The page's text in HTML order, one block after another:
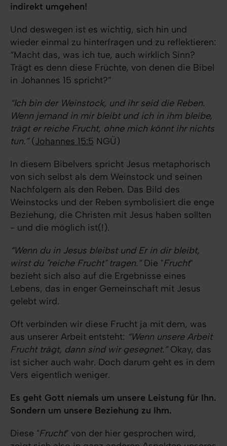
indirekt umgehen!
Und deswegen ist es wichtig, sich hin und
wieder einmal zu hinterfragen und zu reflektieren:
“Macht das, was ich tue, auch wirklich Sinn?
Trägt es denn diese Früchte, von denen die Bibel
in Johannes 15 spricht?”
“Ich bin der Weinstock, und ihr seid die Reben.
Wenn jemand in mir bleibt und ich in ihm bleibe,
trägt er reiche Frucht, ohne mich könnt ihr nichts
tun.”(Johannes 15:5 NGÜ)
In diesem Bibelvers spricht Jesus metaphorisch
von sich selbst als dem Weinstock und seinen
Nachfolgern als den Reben. Das Bild des
Weinstocks und der Reben symbolisiert die enge
Beziehung, die Christen mit Jesus haben sollten
- und die möglich ist(!).
“Wenn du in Jesus bleibst und Er in dir bleibt,
wirst du "reiche Frucht" tragen.”Die "Frucht"
bezieht sich also auf die Ergebnisse eines
Lebens, das in enger Gemeinschaft mit Jesus
gelebt wird.
Oft verbinden wir diese Frucht ja mit dem, was
aus unserer Arbeit entsteht: “Wenn unsere Arbeit
Frucht trägt, dann sind wir gesegnet.”Okay, das
ist sicher auch wahr. Doch darum geht es in dem
Vers eigentlich weniger.
Es geht Gott niemals um unsere Leistung für Ihn.
Sondern um unsere Beziehung zu Ihm.
Diese "Frucht" von der hier gesprochen wird,